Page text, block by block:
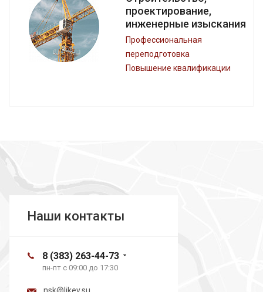
проектирование,
инженерные изыскания
Профессиональная
переподготовка
Повышение квалификации
Наши контакты
8 (383) 263-44-73
пн-пт с 09:00 до 17:30
nsk@likey.su
загрузка карты...